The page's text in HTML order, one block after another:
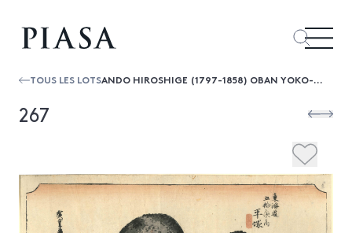
TOUS LES LOTS ANDO HIROSHIGE (1797-1858) OBAN YOKO-E DE LA SÉRIE "TOKAIDO GOJUSAN TSUGI NO UCHI", LES CINQUANTE-TROIS STATIONS DU TOKAIDO, STATION...
267